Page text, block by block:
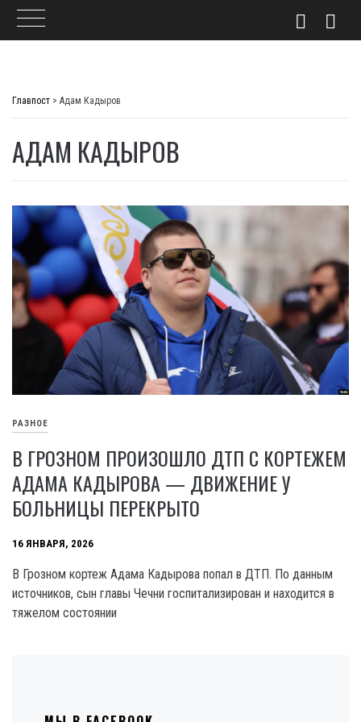
Главпост > Адам Кадыров
АДАМ КАДЫРОВ
РАЗНОЕ
В ГРОЗНОМ ПРОИЗОШЛО ДТП С КОРТЕЖЕМ
АДАМА КАДЫРОВА — ДВИЖЕНИЕ У
БОЛЬНИЦЫ ПЕРЕКРЫТО
16 ЯНВАРЯ, 2026
В Грозном кортеж Адама Кадырова попал в ДТП. По данным
источников, сын главы Чечни госпитализирован и находится в
тяжелом состоянии